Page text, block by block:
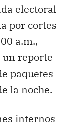
electoral
por cortes
a.m.,
un reporte
paquetes
la noche.
internos